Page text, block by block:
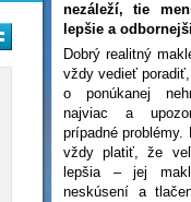
nezáleží, tie
lepšie a
Dobrý realitný
vždy vedieť
o ponúkanej
najviac a
prípadné
vždy platiť, že
lepšia – jej
neskúsení a